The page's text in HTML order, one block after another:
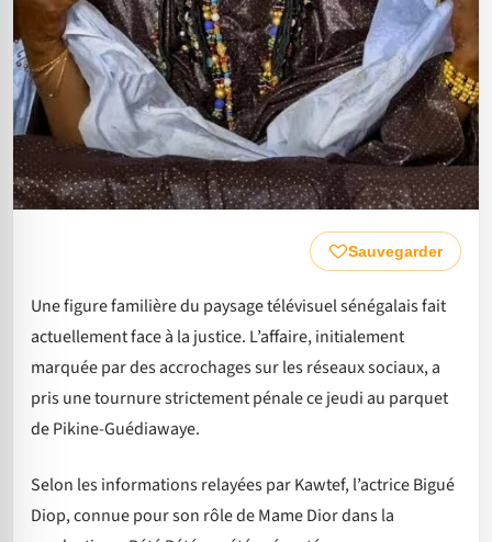
Sauvegarder
Une figure familière du paysage télévisuel sénégalais fait
actuellement face à la justice. L’affaire, initialement
marquée par des accrochages sur les réseaux sociaux, a
pris une tournure strictement pénale ce jeudi au parquet
de Pikine-Guédiawaye.
Selon les informations relayées par Kawtef, l’actrice Bigué
Diop, connue pour son rôle de Mame Dior dans la